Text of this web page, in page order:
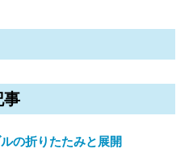
事
の折りたたみと展開